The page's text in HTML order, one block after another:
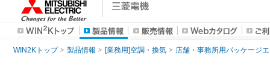
WIN2Kトップ 製品情報 [業務用]空調・換気 店舗・事務所用パッケージ